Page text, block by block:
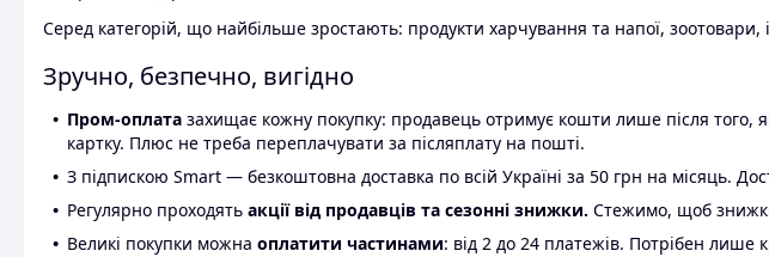
Серед категорій, що найбільше зростають: продукти харчування та напої, зоотовари,
Зручно, безпечно, вигідно
Пром-оплата захищає кожну покупку: продавець отримує кошти лише після
картку. Плюс не треба переплачувати за післяплату на пошті.
З підпискою Smart — безкоштовна доставка по всій Україні за 50 грн на місяць.
Регулярно проходять акції від продавців та сезонні знижки. Стежимо, щоб
Великі покупки можна оплатити частинами: від 2 до 24 платежів. Потрібен лише